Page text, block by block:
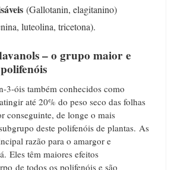
​​(Gallotanin, elagitanino)
luteolina, tricetona).
– o grupo maior e
3-óis também conhecidos como
até 20% do peso seco das folhas
conseguinte, de longe o mais
deste polifenóis de plantas. As
razão para o amargor e
Eles têm maiores efeitos
de todos os polifenóis e são